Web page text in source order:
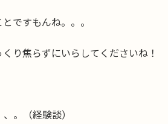
ですもんね。。。
り焦らずにいらしてくださいね！
。（経験談）